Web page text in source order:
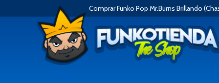
Comprar Funko Pop Mr.Burns Brillando